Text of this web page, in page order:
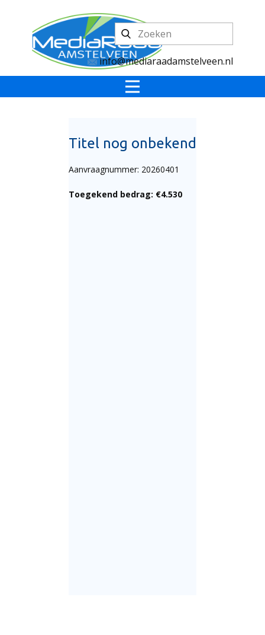
info@mediaraadamstelveen.nl
Titel nog onbekend
Aanvraagnummer: 20260401
Toegekend bedrag: €4.530